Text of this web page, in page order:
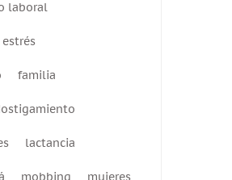
laboral
estrés
familia
lactancia
mobbing mujeres